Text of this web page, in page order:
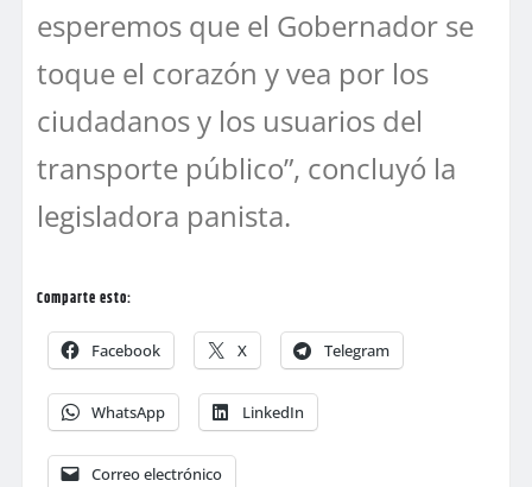
esperemos que el Gobernador se
toque el corazón y vea por los
ciudadanos y los usuarios del
transporte público”, concluyó la
legisladora panista.
Comparte esto:
Facebook X Telegram
WhatsApp LinkedIn
Correo electrónico